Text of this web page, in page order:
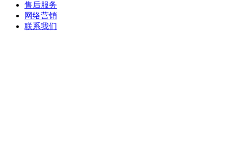
售后服务
网络营销
联系我们